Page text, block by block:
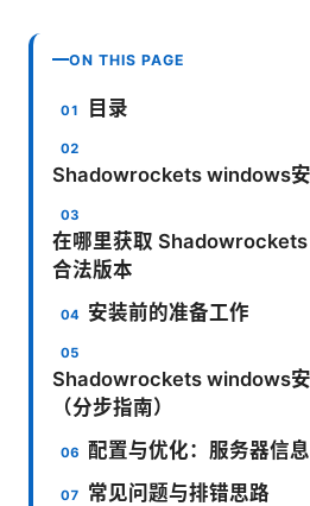
ON THIS PAGE
目录
Shadowrockets windows
在哪里获取
合法版本
安装前的准备工作
Shadowrockets windows
（分步指南）
配置与优化：服务器信
常见问题与排错思路